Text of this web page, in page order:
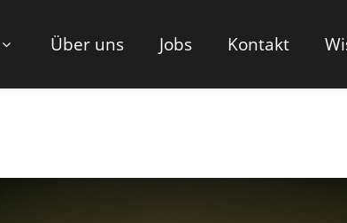
Über uns Jobs Kontakt